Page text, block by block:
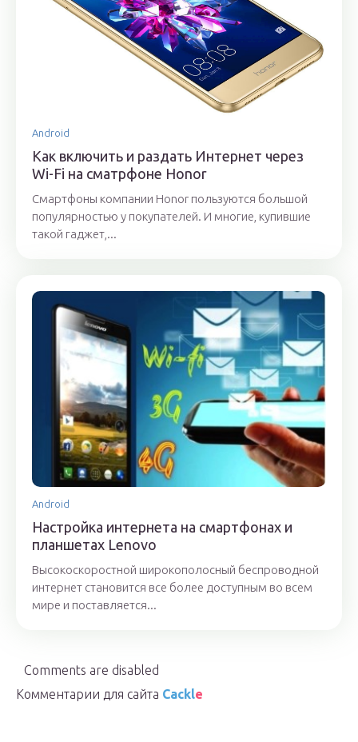
Android
Как включить и раздать Интернет через
Wi-Fi на сматрфоне Honor
Смартфоны компании Honor пользуются большой
популярностью у покупателей. И многие, купившие
такой гаджет,...
Android
Настройка интернета на смартфонах и
планшетах Lenovo
Высокоскоростной широкополосный беспроводной
интернет становится все более доступным во всем
мире и поставляется...
Comments are disabled
Комментарии для сайта Cackle